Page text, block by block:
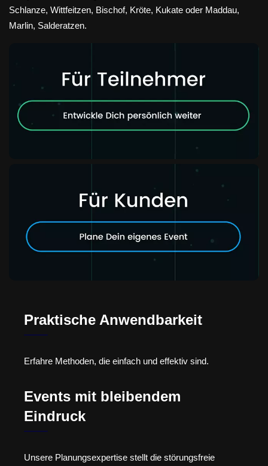
Schlanze, Wittfeitzen, Bischof, Kröte, Kukate oder Maddau,
Marlin, Salderatzen.
Praktische Anwendbarkeit
Erfahre Methoden, die einfach und effektiv sind.
Events mit bleibendem
Eindruck
Unsere Planungsexpertise stellt die störungsfreie